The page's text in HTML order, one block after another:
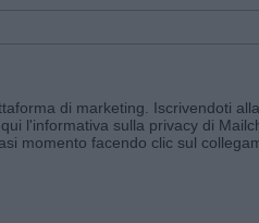
di marketing. Iscrivendoti
l'informativa sulla privacy di
momento facendo clic sul